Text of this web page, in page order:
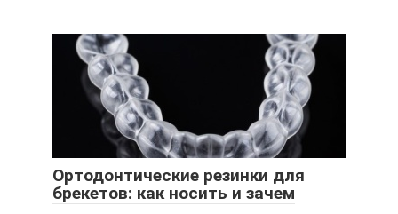
Ортодонтические резинки для
брекетов: как носить и зачем